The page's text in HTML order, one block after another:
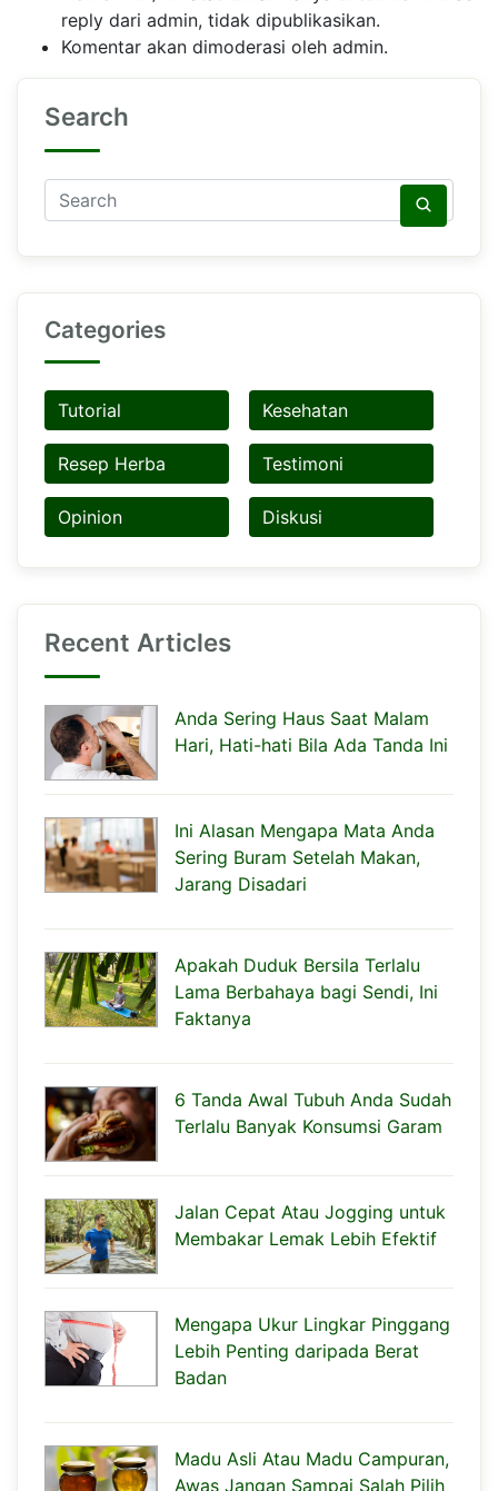
reply dari admin, tidak dipublikasikan.
Komentar akan dimoderasi oleh admin.
Search
Categories
Tutorial Kesehatan
Resep Herba Testimoni
Opinion Diskusi
Recent Articles
Anda Sering Haus Saat Malam
Hari, Hati-hati Bila Ada Tanda Ini
Ini Alasan Mengapa Mata Anda
Sering Buram Setelah Makan,
Jarang Disadari
Apakah Duduk Bersila Terlalu
Lama Berbahaya bagi Sendi, Ini
Faktanya
6 Tanda Awal Tubuh Anda Sudah
Terlalu Banyak Konsumsi Garam
Jalan Cepat Atau Jogging untuk
Membakar Lemak Lebih Efektif
Mengapa Ukur Lingkar Pinggang
Lebih Penting daripada Berat
Badan
Madu Asli Atau Madu Campuran,
Awas Jangan Sampai Salah Pilih